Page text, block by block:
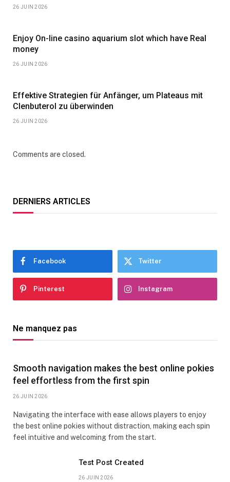
26 JUIN 2026
Enjoy On-line casino aquarium slot which have Real
money
26 JUIN 2026
Effektive Strategien für Anfänger, um Plateaus mit
Clenbuterol zu überwinden
26 JUIN 2026
Comments are closed.
DERNIERS ARTICLES
Facebook Twitter
Pinterest Instagram
Ne manquez pas
Smooth navigation makes the best online pokies
feel effortless from the first spin
26 JUIN 2026
Navigating the interface with ease allows players to enjoy
the best online pokies without distraction, making each spin
feel intuitive and welcoming from the start.
Test Post Created
26 JUIN 2026